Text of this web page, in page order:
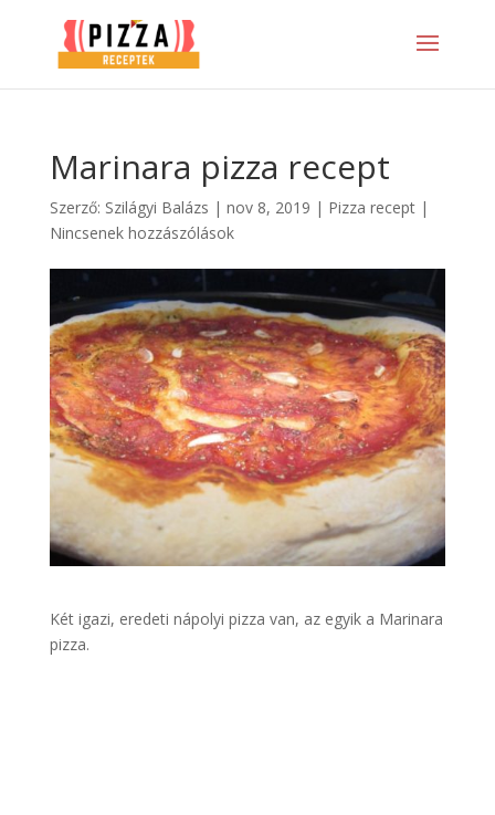
Marinara pizza recept
Szerző: Szilágyi Balázs | nov 8, 2019 | Pizza recept|
Nincsenek hozzászólások
Két igazi, eredeti nápolyi pizza van, az egyik a Marinara
pizza.